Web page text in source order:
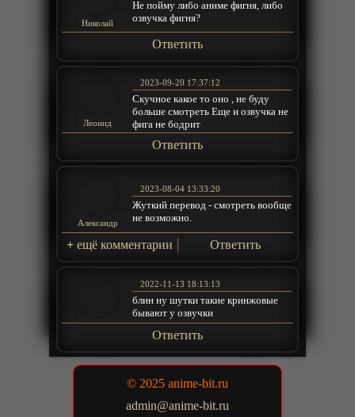
Николай
Не пойму либо аниме фигня, либо
озвучка фигня?
Ответить
Леонид
2023-09-20 17:37:12
Скучное какое то оно , не буду
больше смотреть Еще и озвучка не
фига не бодрит
Ответить
Александр
2023-08-04 13:33:20
Жуткий перевод - смотреть вообще
не возможно.
+ ещё комментарии Ответить
2022-11-13 18:13:13
блин ну шутки такие кринжовые
бывают у озвучки
Ответить
© 2025 anime-bit.ru
admin@anime-bit.ru